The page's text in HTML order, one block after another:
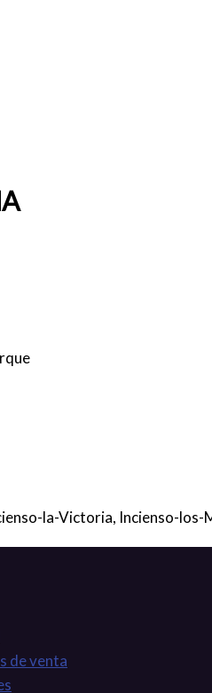
la-Victoria, Incienso-
de venta